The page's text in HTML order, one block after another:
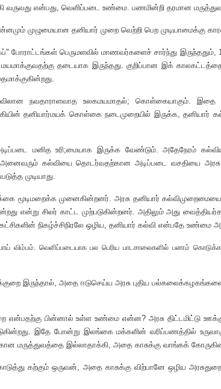
வருவது என்பது, வெளிப்படை உண்மை. பணமின்றி தரமான
முழுமையான தனியார் முறை வெற்றி பெற
போராட்டங்கள் பெருமளவில் மாணவர்களைச் சார்ந்து
மயமாக்குவதற்கு தடையாக இருந்தது. குறிப்பான இக்
நவதாராளவாத உலகமயமாதல்; கொள்கையாகும்.
வங்கியின் தனியார்மயக் கொள்கை நடைமுறையில் இருக்க,
மனித உரி;மையாக இருக்க வேண்டும். அதேநேரம்
கல்வியை தொடர்வதற்கான அடிப்படை வசதியை
முடியாது.
மூடிமறைக்க முனைகின்றனர். அரசு தனியார்
என்று சிலர் காட்ட முற்படுகின்றனர். அதிலும் அது
நிகழ்ச்சிநிரலே ஒழிய, தனியார் கல்வி என்பதே
வெளிப்படையாக பல பெரிய பாடசாலைகளில் பணம்
இருந்தால், அதை ஈடுசெய்ய அரசு புதிய
என்பதற்கு பின்னால் உள்ள உண்மை என்ன? அரசு திட்டமிட்டு
இதே போன்று இலங்கை மக்களின் வரிப்பணத்தில்
மருத்துவத்தை இல்லாதாக்கி, அதை காசுக்கு வாங்கக்
கற்கும் ஒருவன், அதை காசுக்கு விற்பானே ஒழிய